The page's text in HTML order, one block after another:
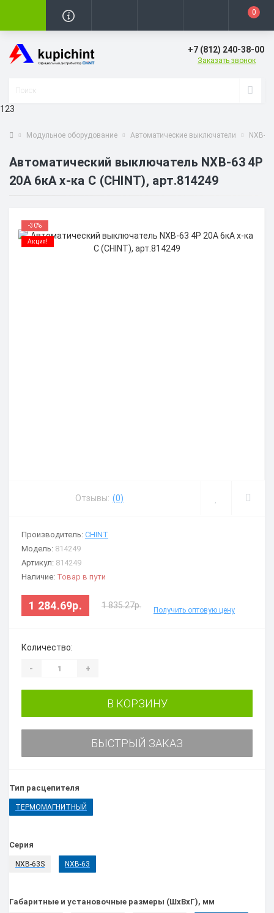
0
+7 (812) 240-38-00
Заказать звонок
123
Модульное оборудование Автоматические выключатели NXB-
Автоматический выключатель NXB-63 4P
20А 6кА х-ка C (CHINT), арт.814249
-30%
Акция!
Отзывы: (0)
Производитель: CHINT
Модель: 814249
Артикул: 814249
Наличие: Товар в пути
1 284.69р. 1 835.27р. Получить оптовую цену
Количество:
- +
В КОРЗИНУ
БЫСТРЫЙ ЗАКАЗ
Тип расцепителя
ТЕРМОМАГНИТНЫЙ
Серия
NXB-63S NXB-63
Габаритные и установочные размеры (ШхВхГ), мм